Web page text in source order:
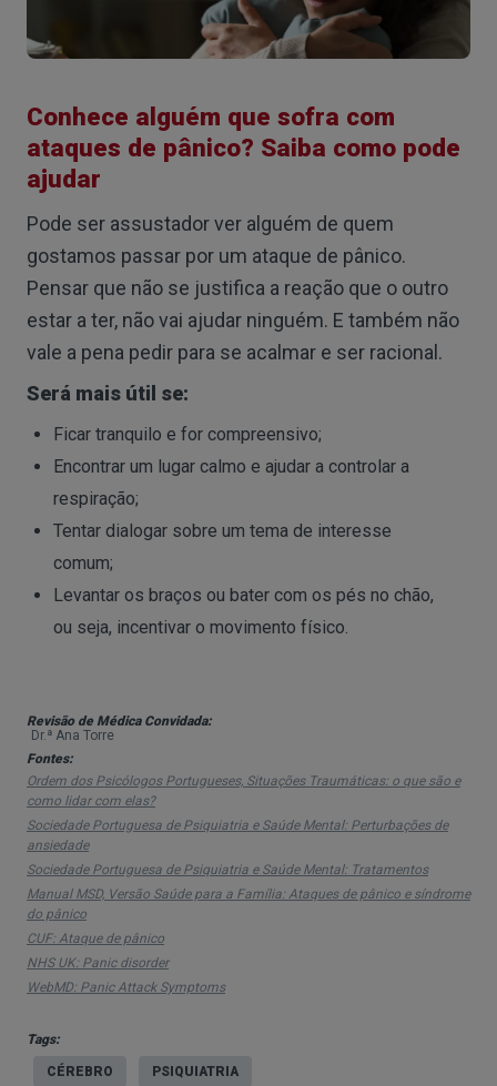
Conhece alguém que sofra com
ataques de pânico? Saiba como pode
ajudar
Pode ser assustador ver alguém de quem
gostamos passar por um ataque de pânico.
Pensar que não se justifica a reação que o outro
estar a ter, não vai ajudar ninguém. E também não
vale a pena pedir para se acalmar e ser racional.
Será mais útil se:
Ficar tranquilo e for compreensivo;
Encontrar um lugar calmo e ajudar a controlar a
respiração;
Tentar dialogar sobre um tema de interesse
comum;
Levantar os braços ou bater com os pés no chão,
ou seja, incentivar o movimento físico.
Revisão de Médica Convidada:
Dr.ª Ana Torre
Fontes:
Ordem dos Psicólogos Portugueses, Situações Traumáticas: o que são e
como lidar com elas?
Sociedade Portuguesa de Psiquiatria e Saúde Mental: Perturbações de
ansiedade
Sociedade Portuguesa de Psiquiatria e Saúde Mental: Tratamentos
Manual MSD, Versão Saúde para a Família: Ataques de pânico e síndrome
do pânico
CUF: Ataque de pânico
NHS UK: Panic disorder
WebMD: Panic Attack Symptoms
Tags:
CÉREBRO PSIQUIATRIA